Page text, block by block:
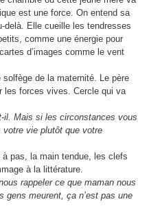
est une force. On entend sa
delà. Elle cueille les tendresses
comme une énergie pour
d’images comme le vent
de la maternité. Le père
les forces vives. Cercle qui va
il. Mais si les circonstances vous
vie plutôt que votre
pas, la main tendue, les clefs
à la littérature.
rappeler ce que maman nous
gens meurent, ça n’est pas une